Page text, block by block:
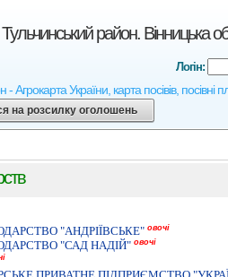
район. Вінницька
України, карта посівів,
Логін:
на розсилку оголошень
"АНДРІЇВСЬКЕ" овочі
"САД НАДIЙ" овочі